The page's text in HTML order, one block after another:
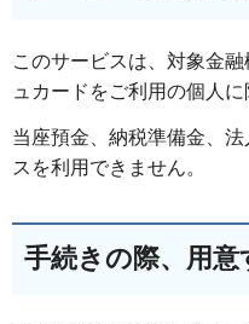
このサービスは、対象金
ュカードをご利用の個人に
当座預金、納税準備金、
スを利用できません。
手続きの際、用意